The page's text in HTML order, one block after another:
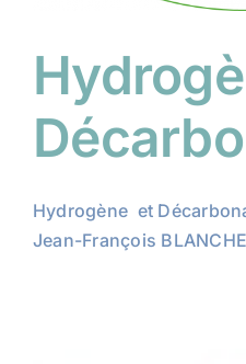
Hydrogène et
Jean-François